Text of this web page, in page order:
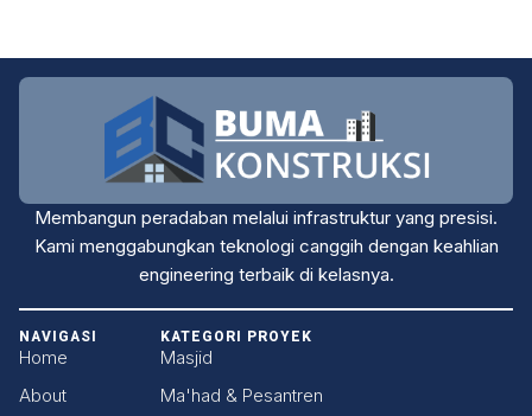
Membangun peradaban melalui infrastruktur yang presisi.
Kami menggabungkan teknologi canggih dengan keahlian
engineering terbaik di kelasnya.
NAVIGASI
Home
About
KATEGORI PROYEK
Masjid
Ma'had & Pesantren